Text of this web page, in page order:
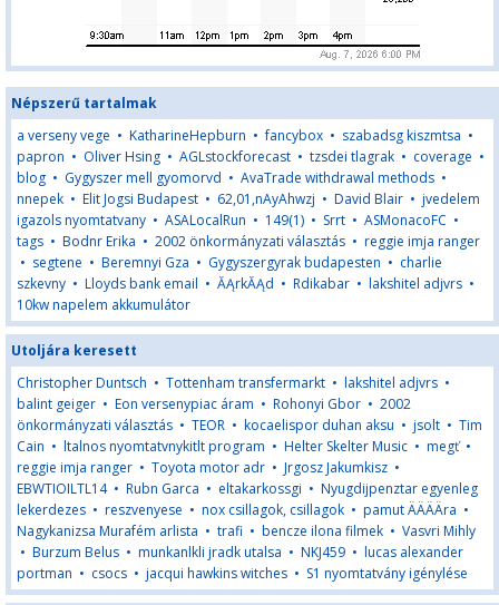
Népszerű tartalmak
a verseny vege • KatharineHepburn •fancybox • szabadsg kiszmtsa •
papron • Oliver Hsing • AGLstockforecast • tzsdei tlagrak • coverage •
blog • Gygyszer mell gyomorvd • AvaTrade withdrawal methods •
nnepek • Elit Jogsi Budapest • 62,01,nAyAhwzj • David Blair • jvedelem
igazols nyomtatvany • ASALocalRun • 149(1) • Srrt • ASMonacoFC •
tags • Bodnr Erika • 2002 önkormányzati választás • reggie imja ranger
• segtene • Beremnyi Gza • Gygyszergyrak budapesten • charlie
szkevny • Lloyds bank email • ĂĄrkĂĄd • Rdikabar • lakshitel adjvrs •
10kw napelem akkumulátor
Utoljára keresett
Christopher Duntsch • Tottenham transfermarkt • lakshitel adjvrs •
balint geiger • Eon versenypiac áram • Rohonyi Gbor • 2002
önkormányzati választás • TEOR • kocaelispor duhan aksu • jsolt • Tim
Cain • ltalnos nyomtatvnykitlt program • Helter Skelter Music • megť •
reggie imja ranger • Toyota motor adr • Jrgosz Jakumkisz •
EBWTIOILTL14• Rubn Garca • eltakarkossgi • Nyugdijpenztar egyenleg
lekerdezes • reszvenyese • nox csillagok, csillagok • pamut ÄÄÄÄra •
Nagykanizsa Murafém arlista • trafi • bencze ilona filmek • Vasvri Mihly
• Burzum Belus • munkanlkli jradk utalsa • NKJ459 • lucas alexander
portman • csocs • jacqui hawkins witches • S1 nyomtatvány igénylése